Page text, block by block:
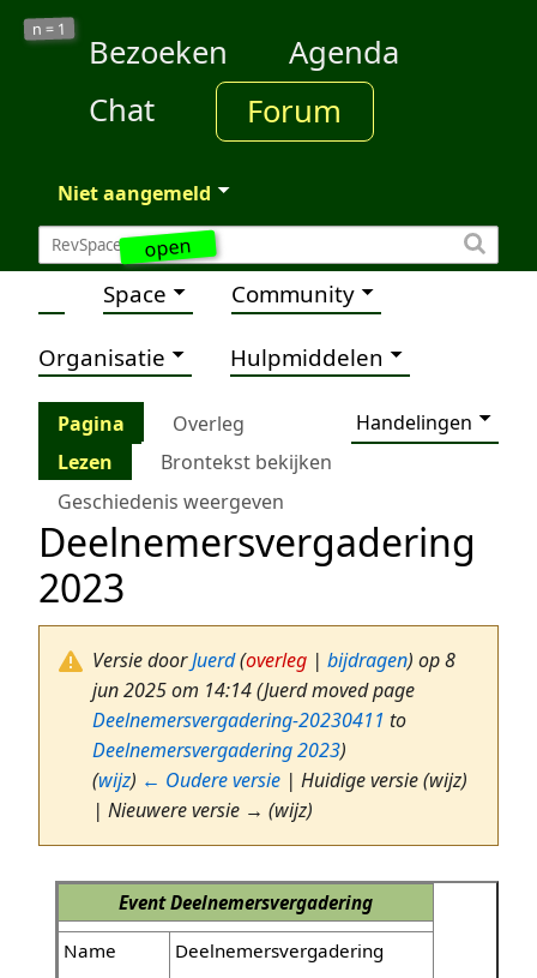
open
n = 1
Bezoeken
Agenda
Chat
Forum
Niet aangemeld
Space Community
Organisatie Hulpmiddelen
Pagina Overleg
Handelingen
Lezen
Brontekst bekijken
Geschiedenis weergeven
Deelnemersvergadering
2023
Versie doorJuerd(overleg | bijdragen) op 8
jun 2025 om 14:14(Juerd moved page
Deelnemersvergadering-20230411 to
Deelnemersvergadering 2023)
(wijz) ← Oudere versie | Huidige versie (wijz)
| Nieuwere versie → (wijz)
EventDeelnemersvergadering
Name
Deelnemersvergadering